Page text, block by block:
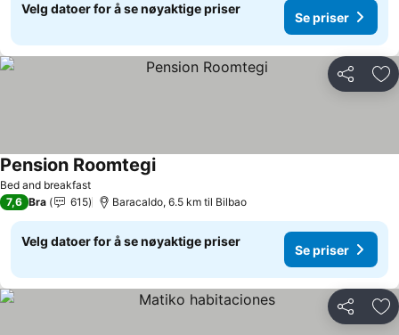
Velg datoer for å se nøyaktige priser
Se priser
Del
Bed and breakfast
Pension RoomtegiSe priser
7,6 Bra 615 Baracaldo, 6.5 km til Bilbao
Velg datoer for å se nøyaktige priser
Se priser
Del